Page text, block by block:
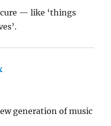
— like ‘things
generation of music